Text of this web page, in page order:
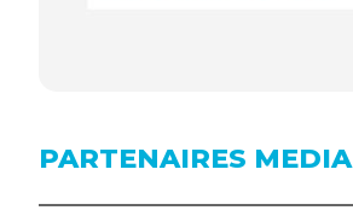
PARTENAIRES MEDIA